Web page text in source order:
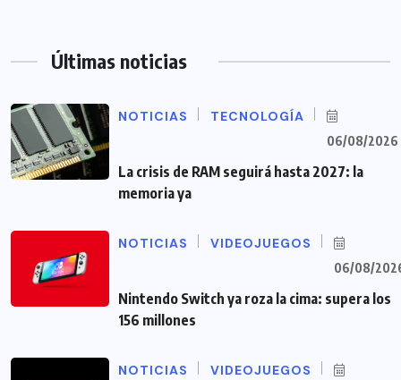
Últimas noticias
NOTICIAS TECNOLOGÍA
06/08/2026
La crisis de RAM seguirá hasta 2027: la
memoria ya
NOTICIAS VIDEOJUEGOS
06/08/
Nintendo Switch ya roza la cima: supera los
156 millones
NOTICIAS VIDEOJUEGOS